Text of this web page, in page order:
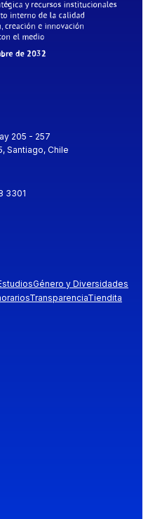
205 - 257
Santiago, Chile
3301
Género y Diversidades
TransparenciaTiendita